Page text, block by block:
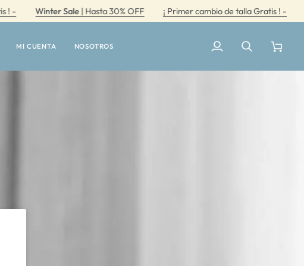
Winter Sale| Hasta 30% OFF ¡ Primer cambio de talla Gratis ! - Winter
MI CUENTA NOSOTROS
Mi
Buscar Carrito